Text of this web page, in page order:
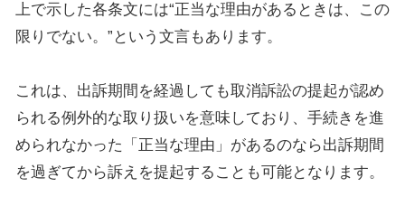
上で示した各条文には“正当な理由があるときは、この
限りでない。”という文言もあります。
これは、出訴期間を経過しても取消訴訟の提起が認め
られる例外的な取り扱いを意味しており、手続きを進
められなかった「正当な理由」があるのなら出訴期間
を過ぎてから訴えを提起することも可能となります。